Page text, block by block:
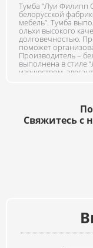
Тумба “Луи Филипп
белорусской
мебель”. Тумба
ольхи высокого
долговечностью.
поможет
Производитель –
выполнена в стиле
изяществом,
полностью из
материалов. В
что придает
выполнены
последующим
являются эмалями
цвет глухой
фото и
Свяжитесь с